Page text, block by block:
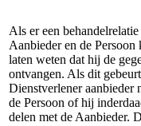
Als er een behandelrelatie
Aanbieder en de Persoon
laten weten dat hij de
ontvangen. Als dit
Dienstverlener aanbieder
de Persoon of hij
delen met de Aanbieder.